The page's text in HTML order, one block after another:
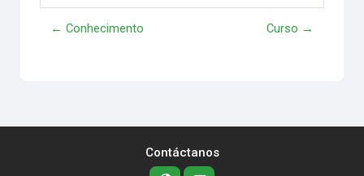
← Conhecimento Curso →
Contáctanos